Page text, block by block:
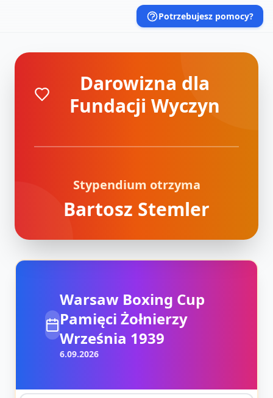
Potrzebujesz pomocy?
Darowizna dla
Fundacji Wyczyn
Stypendium otrzyma
Bartosz Stemler
Warsaw Boxing Cup
Pamięci Żołnierzy
Września 1939
6.09.2026